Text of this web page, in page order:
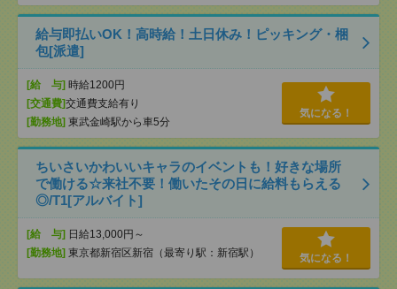
給与即払いOK！高時給！土日休み！ピッキング・梱
包[派遣]
[給 与] 時給1200円
[交通費]交通費支給有り
[勤務地] 東武金崎駅から車5分
気になる！
ちいさいかわいいキャラのイベントも！好きな場所
で働ける☆来社不要！働いたその日に給料もらえる
◎/T1[アルバイト]
[給 与] 日給13,000円～
[勤務地] 東京都新宿区新宿（最寄り駅：新宿駅） 気になる！